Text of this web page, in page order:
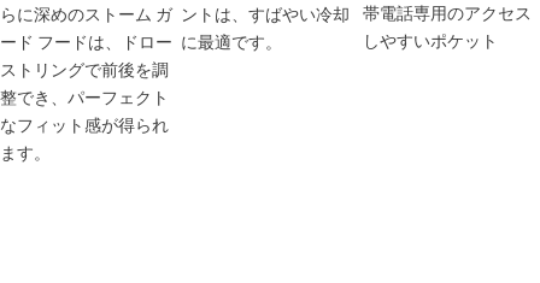
らに深めのストーム ガ
ード フードは、ドロー
ストリングで前後を調
整でき、パーフェクト
なフィット感が得られ
ます。
ントは、すばやい冷却
に最適です。
帯電話専用のアクセス
しやすいポケット